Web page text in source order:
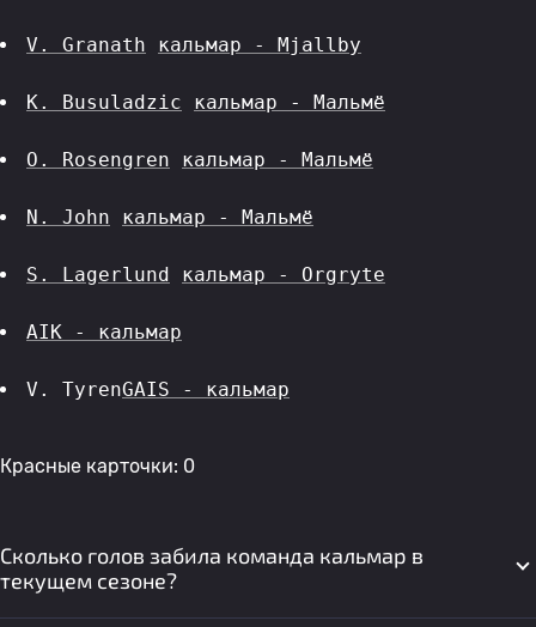
V. Granath кальмар - Mjallby
K. Busuladzic кальмар - Мальмё
O. Rosengren кальмар - Мальмё
N. John кальмар - Мальмё
S. Lagerlund кальмар - Orgryte
AIK - кальмар
V. TyrenGAIS - кальмар
Красные карточки: 0
Сколько голов забила команда кальмар в
текущем сезоне?